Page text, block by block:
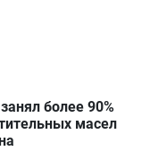
более 90%
масел